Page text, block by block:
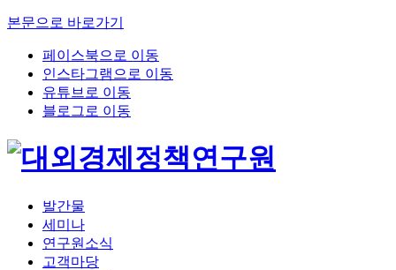
본문으로 바로가기
페이스북으로 이동
인스타그램으로 이동
유튜브로 이동
블로그로 이동
발간물
세미나
연구원소식
고객마당